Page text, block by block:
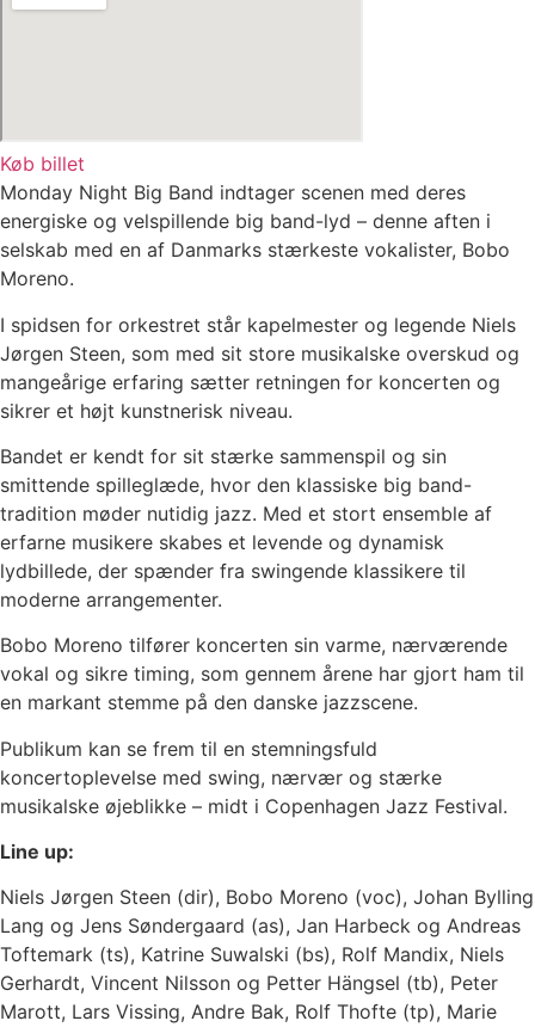
Køb billet
Monday Night Big Band indtager scenen med deres
energiske og velspillende big band-lyd – denne aften i
selskab med en af Danmarks stærkeste vokalister, Bobo
Moreno.
I spidsen for orkestret står kapelmester og legende Niels
Jørgen Steen, som med sit store musikalske overskud og
mangeårige erfaring sætter retningen for koncerten og
sikrer et højt kunstnerisk niveau.
Bandet er kendt for sit stærke sammenspil og sin
smittende spilleglæde, hvor den klassiske big band-
tradition møder nutidig jazz. Med et stort ensemble af
erfarne musikere skabes et levende og dynamisk
lydbillede, der spænder fra swingende klassikere til
moderne arrangementer.
Bobo Moreno tilfører koncerten sin varme, nærværende
vokal og sikre timing, som gennem årene har gjort ham til
en markant stemme på den danske jazzscene.
Publikum kan se frem til en stemningsfuld
koncertoplevelse med swing, nærvær og stærke
musikalske øjeblikke – midt i Copenhagen Jazz Festival.
Line up:
Niels Jørgen Steen (dir), Bobo Moreno (voc), Johan Bylling
Lang og Jens Søndergaard (as), Jan Harbeck og Andreas
Toftemark (ts), Katrine Suwalski (bs), Rolf Mandix, Niels
Gerhardt, Vincent Nilsson og Petter Hängsel (tb), Peter
Marott, Lars Vissing, Andre Bak, Rolf Thofte (tp), Marie